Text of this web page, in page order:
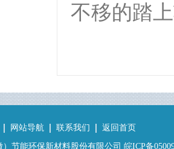
不移的踏
网站导航 联系我们 返回首页
节能环保新材料股份有限公司 皖ICP备